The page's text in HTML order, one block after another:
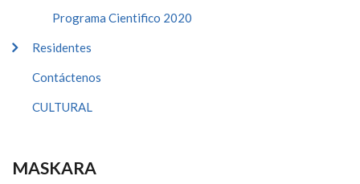
Programa Cientifico 2020
Residentes
Contáctenos
CULTURAL
MASKARA